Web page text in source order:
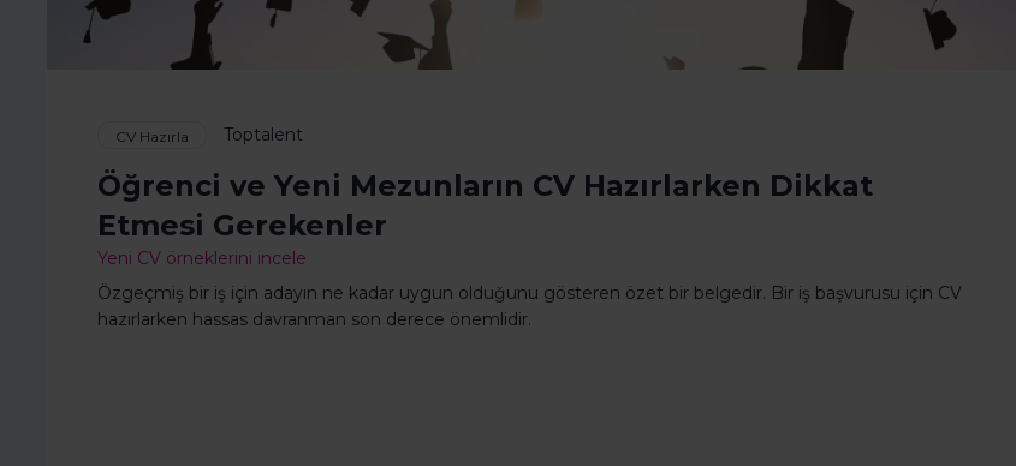
CV Hazırla Toptalent
Öğrenci ve Yeni Mezunların CV Hazırlarken Dikkat
Etmesi Gerekenler
Yeni CV örneklerini incele
Özgeçmiş bir iş için adayın ne kadar uygun olduğunu gösteren özet bir belgedir. Bir iş başvurusu için CV
hazırlarken hassas davranman son derece önemlidir.